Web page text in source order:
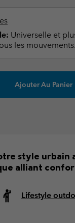
Universelle et
les mouvements.
Ajouter Au Panier
style urbain
alliant
Lifestyle